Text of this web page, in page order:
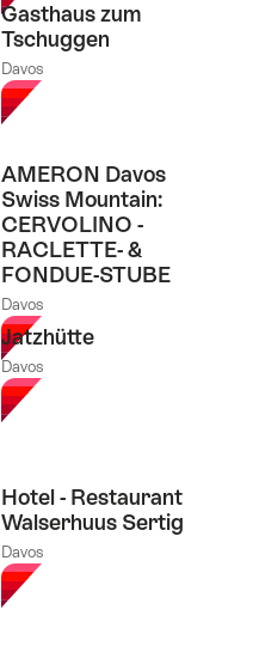
Gasthaus zum
Tschuggen
Davos
AMERON Davos
Swiss Mountain:
CERVOLINO -
RACLETTE- &
FONDUE-STUBE
Davos
Jatzhütte
Davos
Hotel - Restaurant
Walserhuus Sertig
Davos